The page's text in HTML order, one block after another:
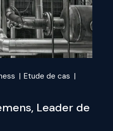
Etude de cas
Leader de